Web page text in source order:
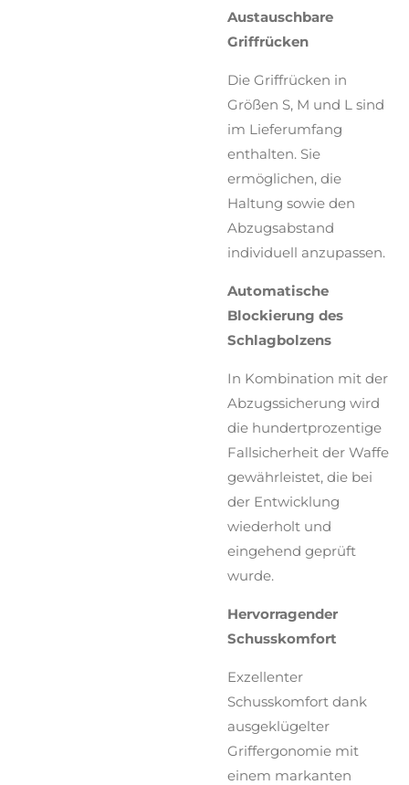
Austauschbare
Griffrücken
Die Griffrücken in
Größen S, M und L sind
im Lieferumfang
enthalten. Sie
ermöglichen, die
Haltung sowie den
Abzugsabstand
individuell anzupassen.
Automatische
Blockierung des
Schlagbolzens
In Kombination mit der
Abzugssicherung wird
die hundertprozentige
Fallsicherheit der Waffe
gewährleistet, die bei
der Entwicklung
wiederholt und
eingehend geprüft
wurde.
Hervorragender
Schusskomfort
Exzellenter
Schusskomfort dank
ausgeklügelter
Griffergonomie mit
einem markanten